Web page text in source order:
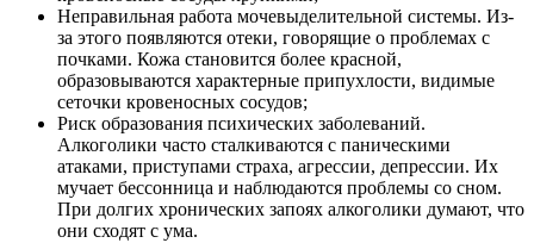
Неправильная работа мочевыделительной системы. Из-
за этого появляются отеки, говорящие о проблемах с
почками. Кожа становится более красной,
образовываются характерные припухлости, видимые
сеточки кровеносных сосудов;
Риск образования психических заболеваний.
Алкоголики часто сталкиваются с паническими
атаками, приступами страха, агрессии, депрессии. Их
мучает бессонница и наблюдаются проблемы со сном.
При долгих хронических запоях алкоголики думают, что
они сходят с ума.